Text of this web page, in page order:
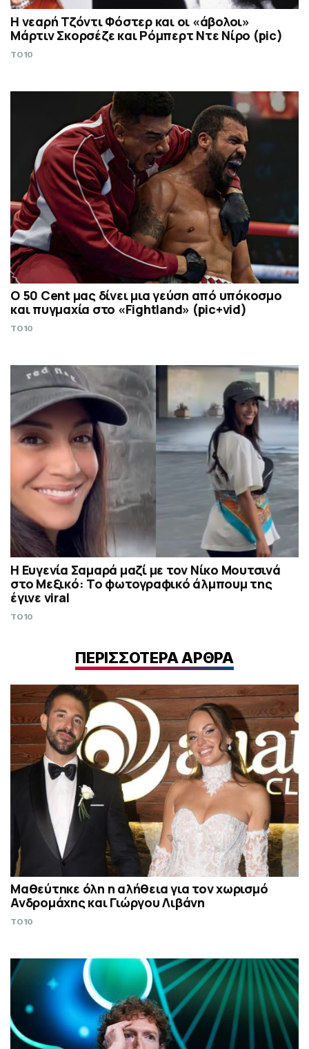
Η νεαρή Τζόντι Φόστερ και οι «άβολοι»
Μάρτιν Σκορσέζε και Ρόμπερτ Ντε Νίρο (pic)
TO10
Ο 50 Cent μας δίνει μια γεύση από υπόκοσμο
και πυγμαχία στο «Fightland» (pic+vid)
TO10
Η Ευγενία Σαμαρά μαζί με τον Νίκο Μουτσινά
στο Μεξικό: Το φωτογραφικό άλμπουμ της
έγινε viral
TO10
ΠΕΡΙΣΣΟΤΕΡΑ ΑΡΘΡΑ
Μαθεύτηκε όλη η αλήθεια για τον χωρισμό
Ανδρομάχης και Γιώργου Λιβάνη
TO10